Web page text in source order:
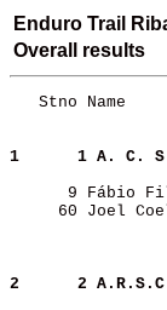
Enduro Trail
Overall results
Stno Name
1 1 A.
9 Fábio
60 Joel
2 2